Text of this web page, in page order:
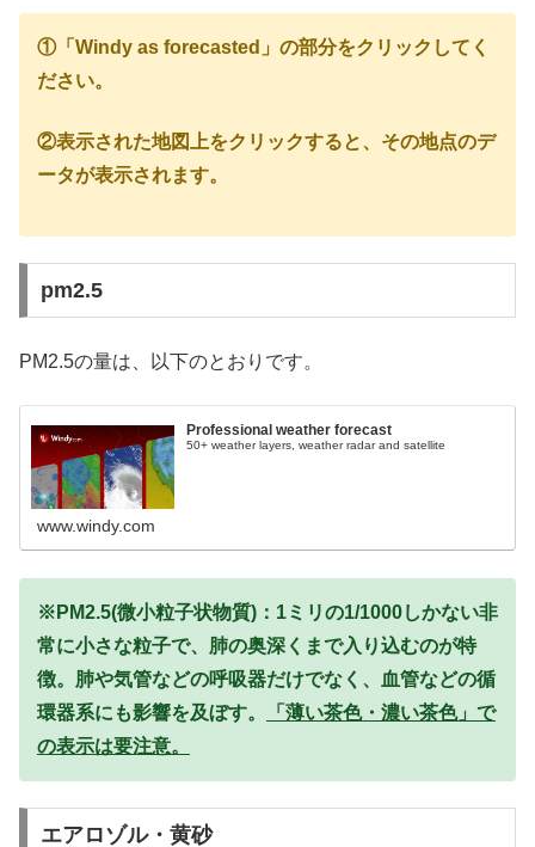
①「Windy as forecasted」の部分をクリックしてく
ださい。
②表示された地図上をクリックすると、その地点のデ
ータが表示されます。
pm2.5
PM2.5の量は、以下のとおりです。
Professional weather forecast
50+ weather layers, weather radar and satellite
www.windy.com
※PM2.5(微小粒子状物質)：1ミリの1/1000しかない非
常に小さな粒子で、肺の奥深くまで入り込むのが特
徴。肺や気管などの呼吸器だけでなく、血管などの循
環器系にも影響を及ぼす。
「薄い茶色・濃い茶色」で
の表示は要注意。
エアロゾル・黄砂